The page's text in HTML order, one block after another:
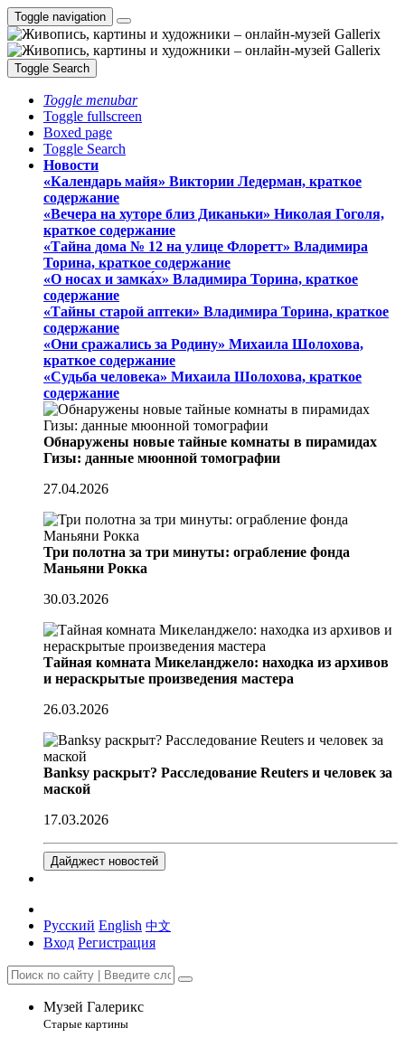
Toggle navigation
Toggle Search
Toggle menubar
Toggle fullscreen
Boxed page
Toggle Search
Новости
«Календарь майя» Виктории Ледерман, краткое
содержание
«Вечера на хуторе близ Диканьки» Николая Гоголя,
краткое содержание
«Тайна дома № 12 на улице Флоретт» Владимира
Торина, краткое содержание
«О носах и замка́х» Владимира Торина, краткое
содержание
«Тайны старой аптеки» Владимира Торина, краткое
содержание
«Они сражались за Родину» Михаила Шолохова,
краткое содержание
«Судьба человека» Михаила Шолохова, краткое
содержание
Обнаружены новые тайные комнаты в пирамидах
Гизы: данные мюонной томографии
27.04.2026
Три полотна за три минуты: ограбление фонда
Маньяни Рокка
30.03.2026
Тайная комната Микеланджело: находка из архивов
и нераскрытые произведения мастера
26.03.2026
Banksy раскрыт? Расследование Reuters и человек за
маской
17.03.2026
Дайджест новостей
Русский English 中文
Вход Регистрация
Музей Галерикс
Старые картины